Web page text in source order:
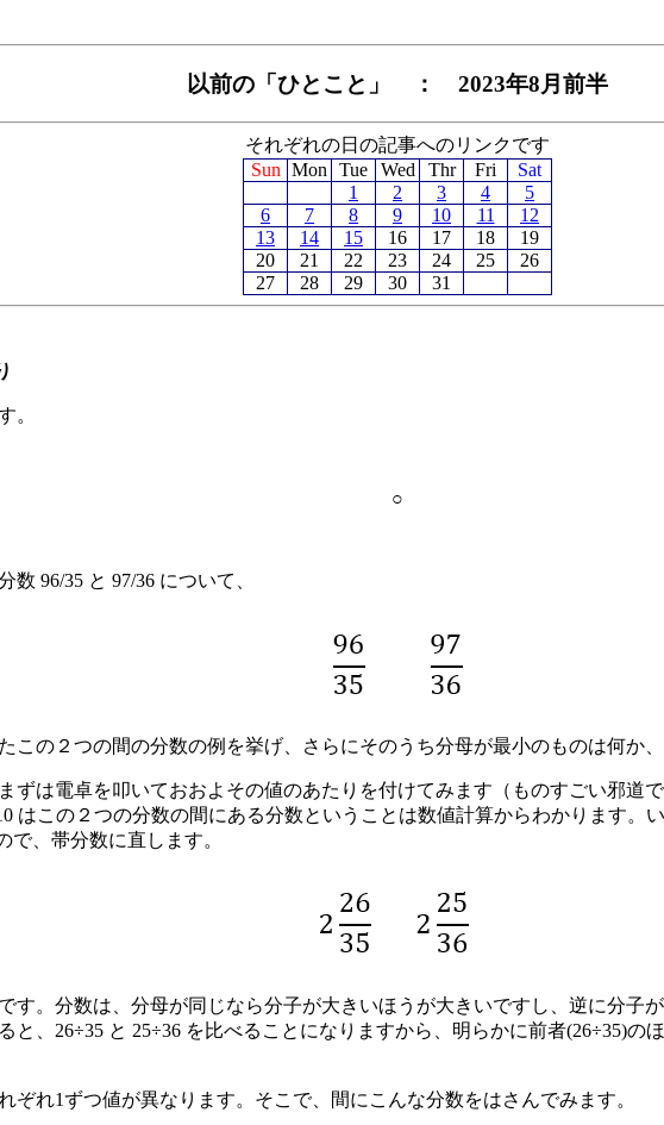
以前の「ひとこと」 ： 2023年8月前半
それぞれの日の記事へのリンクです
Sun Mon Tue Wed Thr Fri
Sat
1
2 3 4
5
6
7 8 9 10 11
12
13
14 15 16 17 18
19
20
21 22 23 24 25
26
27
28 29 30 31
。
○
96/35 と 97/36 について、
の２つの間の分数の例を挙げ、さらにそのうち分母が最小のものは何か
は電卓を叩いておおよその値のあたりを付けてみます（ものすごい邪道
はこの２つの分数の間にある分数ということは数値計算からわかります
で、帯分数に直します。
。分数は、分母が同じなら分子が大きいほうが大きいですし、逆に分子
と、26÷35 と 25÷36 を比べることになりますから、明らかに前者(26÷35)
れ1ずつ値が異なります。そこで、間にこんな分数をはさんでみます。